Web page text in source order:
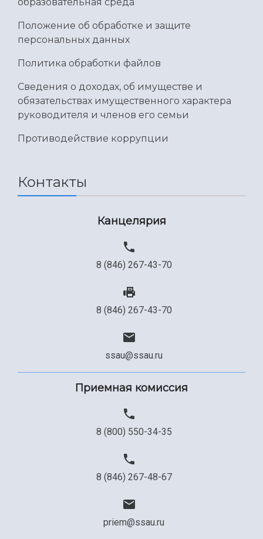
Положение об обработке и защите
персональных данных
Политика обработки файлов
Сведения о доходах, об имуществе и
обязательствах имущественного характера
руководителя и членов его семьи
Противодействие коррупции
Контакты
Канцелярия
8 (846) 267-43-70
8 (846) 267-43-70
ssau@ssau.ru
Приемная комиссия
8 (800) 550-34-35
8 (846) 267-48-67
priem@ssau.ru